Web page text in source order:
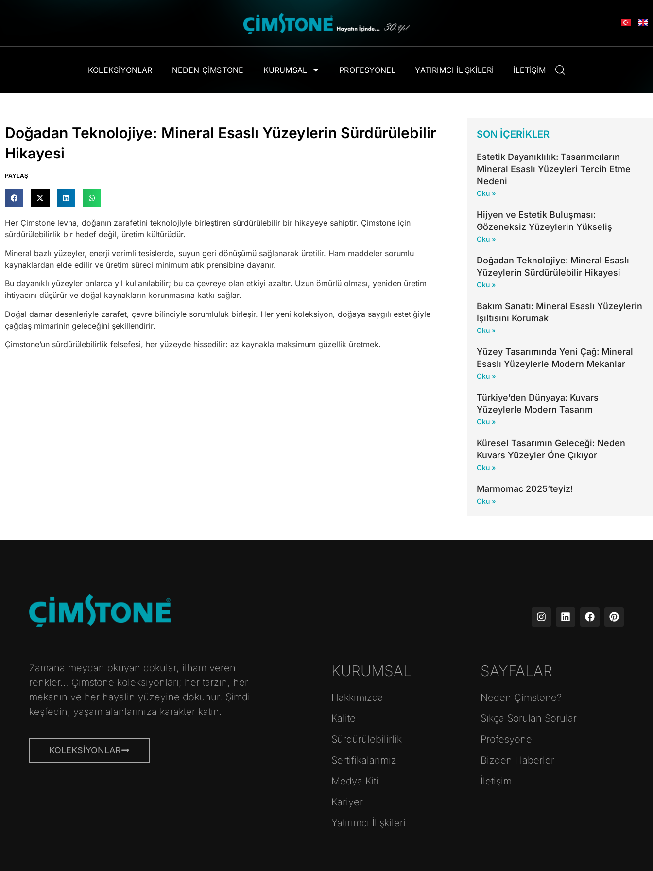
KOLEKSIYONLAR NEDEN ÇIMSTONE KURUMSAL PROFESYONEL YATIRIMCI İLIŞKILERI İLETIŞIM
Doğadan Teknolojiye: Mineral Esaslı Yüzeylerin Sürdürülebilir
Hikayesi
PAYLAŞ
Her Çimstone levha, doğanın zarafetini teknolojiyle birleştiren sürdürülebilir bir hikayeye sahiptir. Çimstone için
sürdürülebilirlik bir hedef değil, üretim kültürüdür.
Mineral bazlı yüzeyler, enerji verimli tesislerde, suyun geri dönüşümü sağlanarak üretilir. Ham maddeler sorumlu
kaynaklardan elde edilir ve üretim süreci minimum atık prensibine dayanır.
Bu dayanıklı yüzeyler onlarca yıl kullanılabilir; bu da çevreye olan etkiyi azaltır. Uzun ömürlü olması, yeniden üretim
ihtiyacını düşürür ve doğal kaynakların korunmasına katkı sağlar.
Doğal damar desenleriyle zarafet, çevre bilinciyle sorumluluk birleşir. Her yeni koleksiyon, doğaya saygılı estetiğiyle
çağdaş mimarinin geleceğini şekillendirir.
Çimstone’un sürdürülebilirlik felsefesi, her yüzeyde hissedilir: az kaynakla maksimum güzellik üretmek.
SON İÇERIKLER
Estetik Dayanıklılık: Tasarımcıların
Mineral Esaslı Yüzeyleri Tercih Etme
Nedeni
Oku »
Hijyen ve Estetik Buluşması:
Gözeneksiz Yüzeylerin Yükseliş
Oku »
Doğadan Teknolojiye: Mineral Esaslı
Yüzeylerin Sürdürülebilir Hikayesi
Oku »
Bakım Sanatı: Mineral Esaslı Yüzeylerin
Işıltısını Korumak
Oku »
Yüzey Tasarımında Yeni Çağ: Mineral
Esaslı Yüzeylerle Modern Mekanlar
Oku »
Türkiye’den Dünyaya: Kuvars
Yüzeylerle Modern Tasarım
Oku »
Küresel Tasarımın Geleceği: Neden
Kuvars Yüzeyler Öne Çıkıyor
Oku »
Marmomac 2025’teyiz!
Oku »
Zamana meydan okuyan dokular, ilham veren
renkler… Çimstone koleksiyonları; her tarzın, her
mekanın ve her hayalin yüzeyine dokunur. Şimdi
keşfedin, yaşam alanlarınıza karakter katın.
KOLEKSIYONLAR
KURUMSAL
Hakkımızda
Kalite
Sürdürülebilirlik
Sertifikalarımız
Medya Kiti
Kariyer
Yatırımcı İlişkileri
SAYFALAR
Neden Çimstone?
Sıkça Sorulan Sorular
Profesyonel
Bizden Haberler
İletişim